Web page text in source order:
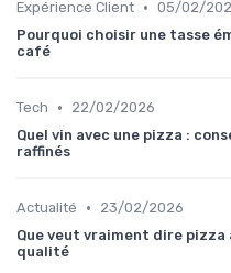
Expérience Client • 05/02/
Pourquoi choisir une tasse
café
Tech •
22/02/2026
Quel vin avec une pizza :
raffinés
Actualité •
23/02/2026
Que veut vraiment dire
qualité